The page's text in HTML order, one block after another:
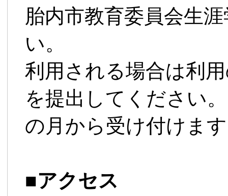
胎内市教育委員会生
い。
利用される場合は利
を提出してください
の月から受け付けま
■アクセス